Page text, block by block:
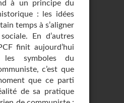
à un principe du
: les idées
temps à s’aligner
En d’autres
finit aujourd’hui
les symboles du
c’est que
que ce parti
de sa pratique